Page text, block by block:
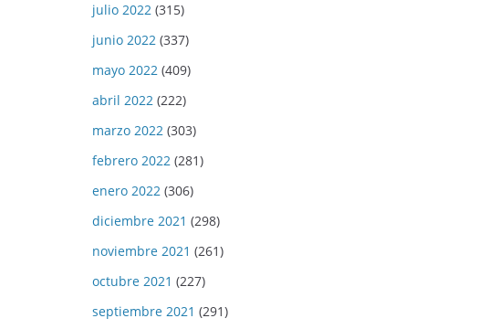
julio 2022 (315)
junio 2022 (337)
mayo 2022 (409)
abril 2022 (222)
marzo 2022 (303)
febrero 2022 (281)
enero 2022 (306)
diciembre 2021 (298)
noviembre 2021 (261)
octubre 2021 (227)
septiembre 2021 (291)